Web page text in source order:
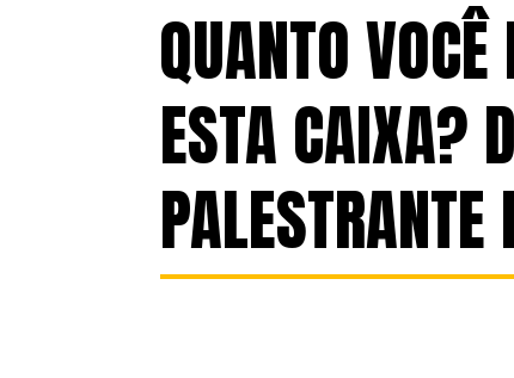
QUANTO
ESTA CAIXA?